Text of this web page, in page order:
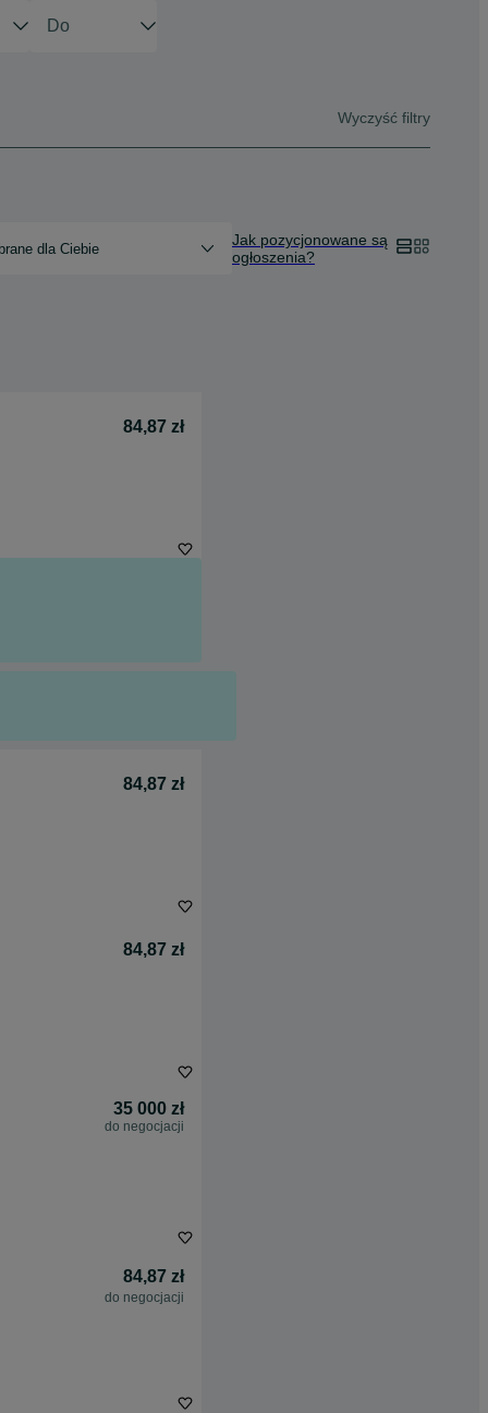
Wyczyść filtry
dla Ciebie
Jak pozycjonowane są
ogłoszenia?
84,87 zł
84,87 zł
84,87 zł
35 000 zł
do negocjacji
84,87 zł
do negocjacji